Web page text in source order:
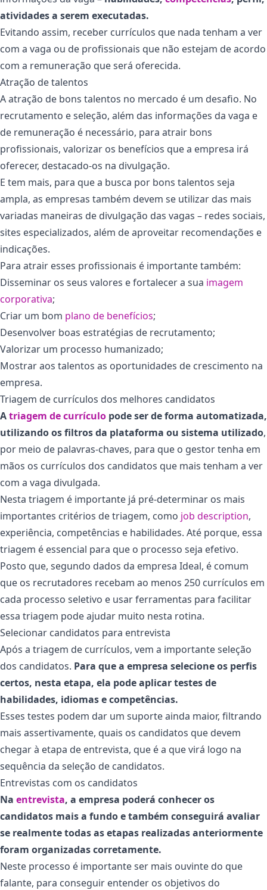
atividades a serem executadas.
Evitando assim, receber currículos que nada tenham a ver
com a vaga ou de profissionais que não estejam de acordo
com a remuneração que será oferecida.
Atração de talentos
A atração de bons talentos no mercado é um desafio. No
recrutamento e seleção, além das informações da vaga e
de remuneração é necessário, para atrair bons
profissionais, valorizar os benefícios que a empresa irá
oferecer, destacado-os na divulgação.
E tem mais, para que a busca por bons talentos seja
ampla, as empresas também devem se utilizar das mais
variadas maneiras de divulgação das vagas – redes sociais,
sites especializados, além de aproveitar recomendações e
indicações.
Para atrair esses profissionais é importante também:
Disseminar os seus valores e fortalecer a sua imagem
corporativa;
Criar um bom plano de benefícios;
Desenvolver boas estratégias de recrutamento;
Valorizar um processo humanizado;
Mostrar aos talentos as oportunidades de crescimento na
empresa.
Triagem de currículos dos melhores candidatos
Atriagem de currículo pode ser de forma automatizada,
utilizando os filtros da plataforma ou sistema utilizado,
por meio de palavras-chaves, para que o gestor tenha em
mãos os currículos dos candidatos que mais tenham a ver
com a vaga divulgada.
Nesta triagem é importante já pré-determinar os mais
importantes critérios de triagem, como job description,
experiência, competências e habilidades. Até porque, essa
triagem é essencial para que o processo seja efetivo.
Posto que, segundo dados da empresa Ideal, é comum
que os recrutadores recebam ao menos 250 currículos em
cada processo seletivo e usar ferramentas para facilitar
essa triagem pode ajudar muito nesta rotina.
Selecionar candidatos para entrevista
Após a triagem de currículos, vem a importante seleção
dos candidatos. Para que a empresa selecione os perfis
certos, nesta etapa, ela pode aplicar testes de
habilidades, idiomas e competências.
Esses testes podem dar um suporte ainda maior, filtrando
mais assertivamente, quais os candidatos que devem
chegar à etapa de entrevista, que é a que virá logo na
sequência da seleção de candidatos.
Entrevistas com os candidatos
Na entrevista, a empresa poderá conhecer os
candidatos mais a fundo e também conseguirá avaliar
se realmente todas as etapas realizadas anteriormente
foram organizadas corretamente.
Neste processo é importante ser mais ouvinte do que
falante, para conseguir entender os objetivos do